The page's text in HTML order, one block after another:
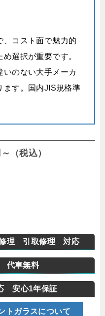
、コスト面で魅力的
選択が重要です。
いのない大手メーカ
ます。国内JIS規格準
（税込）
理 引取修理 対応
代車無料
安心1年保証
トガラスについて